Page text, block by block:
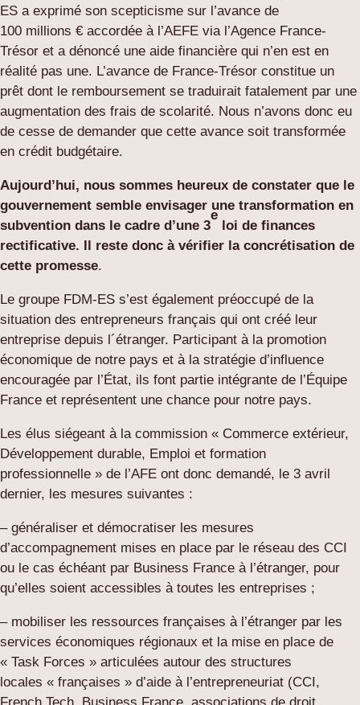
ES a exprimé son scepticisme sur l’avance de
100 millions € accordée à l’AEFE via l’Agence France-
Trésor et a dénoncé une aide financière qui n’en est en
réalité pas une. L’avance de France-Trésor constitue un
prêt dont le remboursement se traduirait fatalement par une
augmentation des frais de scolarité. Nous n’avons donc eu
de cesse de demander que cette avance soit transformée
en crédit budgétaire.
Aujourd’hui, nous sommes heureux de constater que le
gouvernement semble envisager une transformation en
subvention dans le cadre d’une 3
e
loi de finances
rectificative. Il reste donc à vérifier la concrétisation de
cette promesse.
Le groupe FDM-ES s’est également préoccupé de la
situation des entrepreneurs français qui ont créé leur
entreprise depuis l´étranger. Participant à la promotion
économique de notre pays et à la stratégie d’influence
encouragée par l’État, ils font partie intégrante de l’Équipe
France et représentent une chance pour notre pays.
Les élus siégeant à la commission « Commerce extérieur,
Développement durable, Emploi et formation
professionnelle » de l’AFE ont donc demandé, le 3 avril
dernier, les mesures suivantes :
– généraliser et démocratiser les mesures
d’accompagnement mises en place par le réseau des CCI
ou le cas échéant par Business France à l’étranger, pour
qu’elles soient accessibles à toutes les entreprises ;
– mobiliser les ressources françaises à l’étranger par les
services économiques régionaux et la mise en place de
« Task Forces » articulées autour des structures
locales « françaises » d’aide à l’entrepreneuriat (CCI,